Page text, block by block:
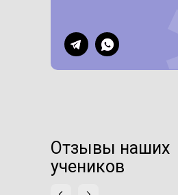
Отзывы наших
учеников